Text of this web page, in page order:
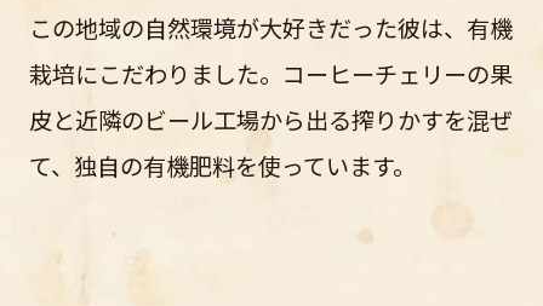
この地域の自然環境が大好きだった彼は、有機
栽培にこだわりました。コーヒーチェリーの果
皮と近隣のビール工場から出る搾りかすを混ぜ
て、独自の有機肥料を使っています。